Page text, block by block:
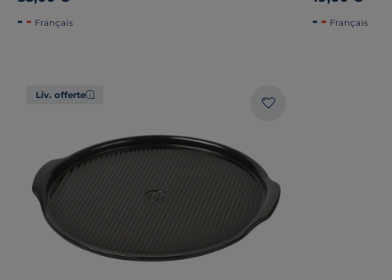
Français Français
Liv. offerte